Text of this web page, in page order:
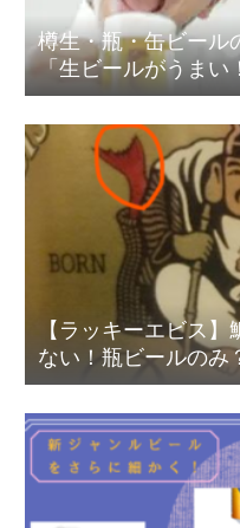
樽生・瓶・缶ビール
「生ビールがうまい
とは？
【ラッキーエビス
ない！瓶ビールのみ